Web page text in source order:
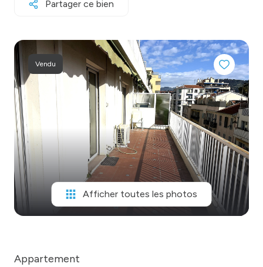
gestion
biens
vendus
estimation
MONGARAGENVILLE
contact
Partager ce bien
Vendu
Afficher toutes les photos
Appartement